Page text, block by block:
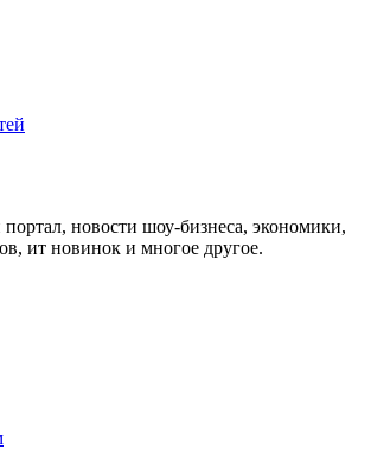
новости шоу-бизнеса, экономики,
ит новинок и многое другое.